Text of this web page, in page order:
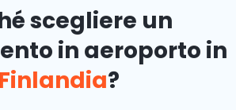
scegliere un
in aeroporto in
Finlandia?